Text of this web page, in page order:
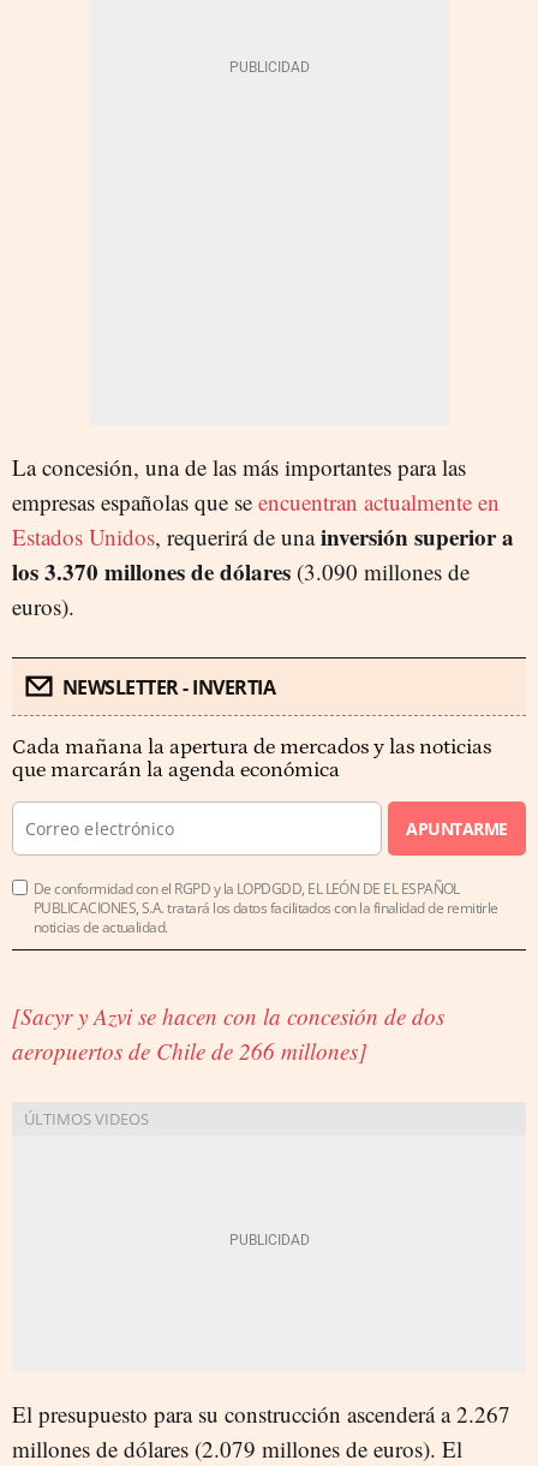
La concesión, una de las más importantes para las
empresas españolas que se encuentran actualmente en
Estados Unidos, requerirá de unainversión superior a
los 3.370 millones de dólares (3.090 millones de
euros).
NEWSLETTER - INVERTIA
Cada mañana la apertura de mercados y las noticias
que marcarán la agenda económica
APUNTARME
De conformidad con el RGPD y la LOPDGDD, EL LEÓN DE EL ESPAÑOL
PUBLICACIONES, S.A. tratará los datos facilitados con la finalidad de remitirle
noticias de actualidad.
[Sacyr y Azvi se hacen con la concesión de dos
aeropuertos de Chile de 266 millones]
El presupuesto para su construcción ascenderá a 2.267
millones de dólares (2.079 millones de euros). El